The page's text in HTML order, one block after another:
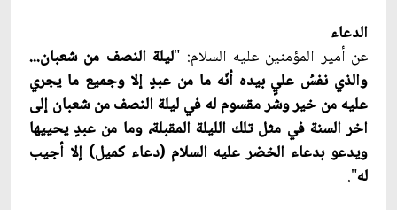
الدعاء
عن أمير المؤمنين عليه السلام: "ليلة النصف من شعبان...
والذي نفسُ عليٍ بيده أنّه ما من عبدٍ إلا وجميع ما يجري
عليه من خير وشر مقسوم له في ليلة النصف من شعبان إلى
اخر السنة في مثل تلك الليلة المقبلة، وما من عبدٍ يحييها
ويدعو بدعاء الخضر عليه السلام (دعاء كميل) إلا أجيب
له".